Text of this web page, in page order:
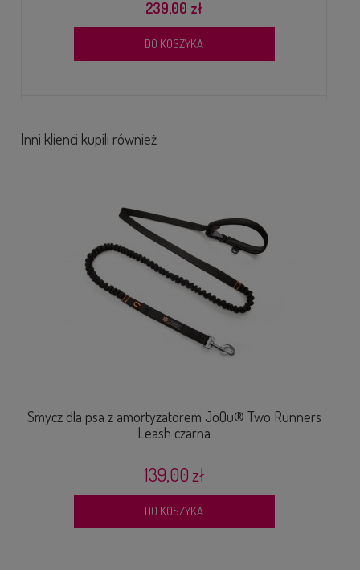
239,00 zł
DO KOSZYKA
SZELKI DLA PSA TRUELOVE FRONT LINE PREMIUM CORDURA
FIOLETOWE - TYP GUARD BEZUCISKOWE, SPORTOWE
259,00 zł
Inni klienci kupili również
Smycz dla psa z amortyzatorem JoQu® Two Runners
Leash czarna
139,00 zł
DO KOSZYKA